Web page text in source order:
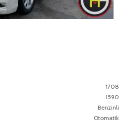
1708
1590
Benzinli
Otomatik